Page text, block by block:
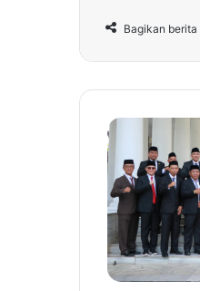
Bagikan berita
P
e
r
n
g
a
t
i